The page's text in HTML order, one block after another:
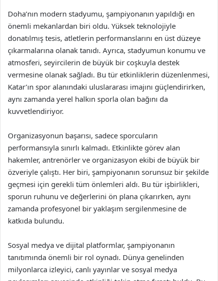
Doha’nın modern stadyumu, şampiyonanın yapıldığı en
önemli mekanlardan biri oldu. Yüksek teknolojiyle
donatılmış tesis, atletlerin performanslarını en üst düzeye
çıkarmalarına olanak tanıdı. Ayrıca, stadyumun konumu ve
atmosferi, seyircilerin de büyük bir coşkuyla destek
vermesine olanak sağladı. Bu tür etkinliklerin düzenlenmesi,
Katar’ın spor alanındaki uluslararası imajını güçlendirirken,
aynı zamanda yerel halkın sporla olan bağını da
kuvvetlendiriyor.
Organizasyonun başarısı, sadece sporcuların
performansıyla sınırlı kalmadı. Etkinlikte görev alan
hakemler, antrenörler ve organizasyon ekibi de büyük bir
özveriyle çalıştı. Her biri, şampiyonanın sorunsuz bir şekilde
geçmesi için gerekli tüm önlemleri aldı. Bu tür işbirlikleri,
sporun ruhunu ve değerlerini ön plana çıkarırken, aynı
zamanda profesyonel bir yaklaşım sergilenmesine de
katkıda bulundu.
Sosyal medya ve dijital platformlar, şampiyonanın
tanıtımında önemli bir rol oynadı. Dünya genelinden
milyonlarca izleyici, canlı yayınlar ve sosyal medya